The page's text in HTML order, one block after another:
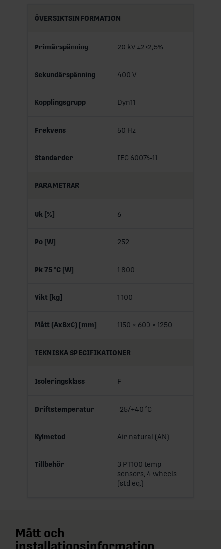
ÖVERSIKTSINFORMATION
Primärspänning 20 kV ±2×2,5%
Sekundärspänning 400 V
Kopplingsgrupp Dyn11
Frekvens 50 Hz
Standarder IEC 60076-11
PARAMETRAR
Uk [%] 6
Po [W] 252
Pk 75 °C [W] 1 800
Vikt [kg] 1 100
Mått (AxBxC) [mm] 1150 × 600 × 1250
TEKNISKA SPECIFIKATIONER
Isoleringsklass F
Driftstemperatur -25/+40 °C
Kylmetod Air natural (AN)
Tillbehör
3 PT100 temp
sensors, 4 wheels
(std eq.)
Mått och
installationsinformation